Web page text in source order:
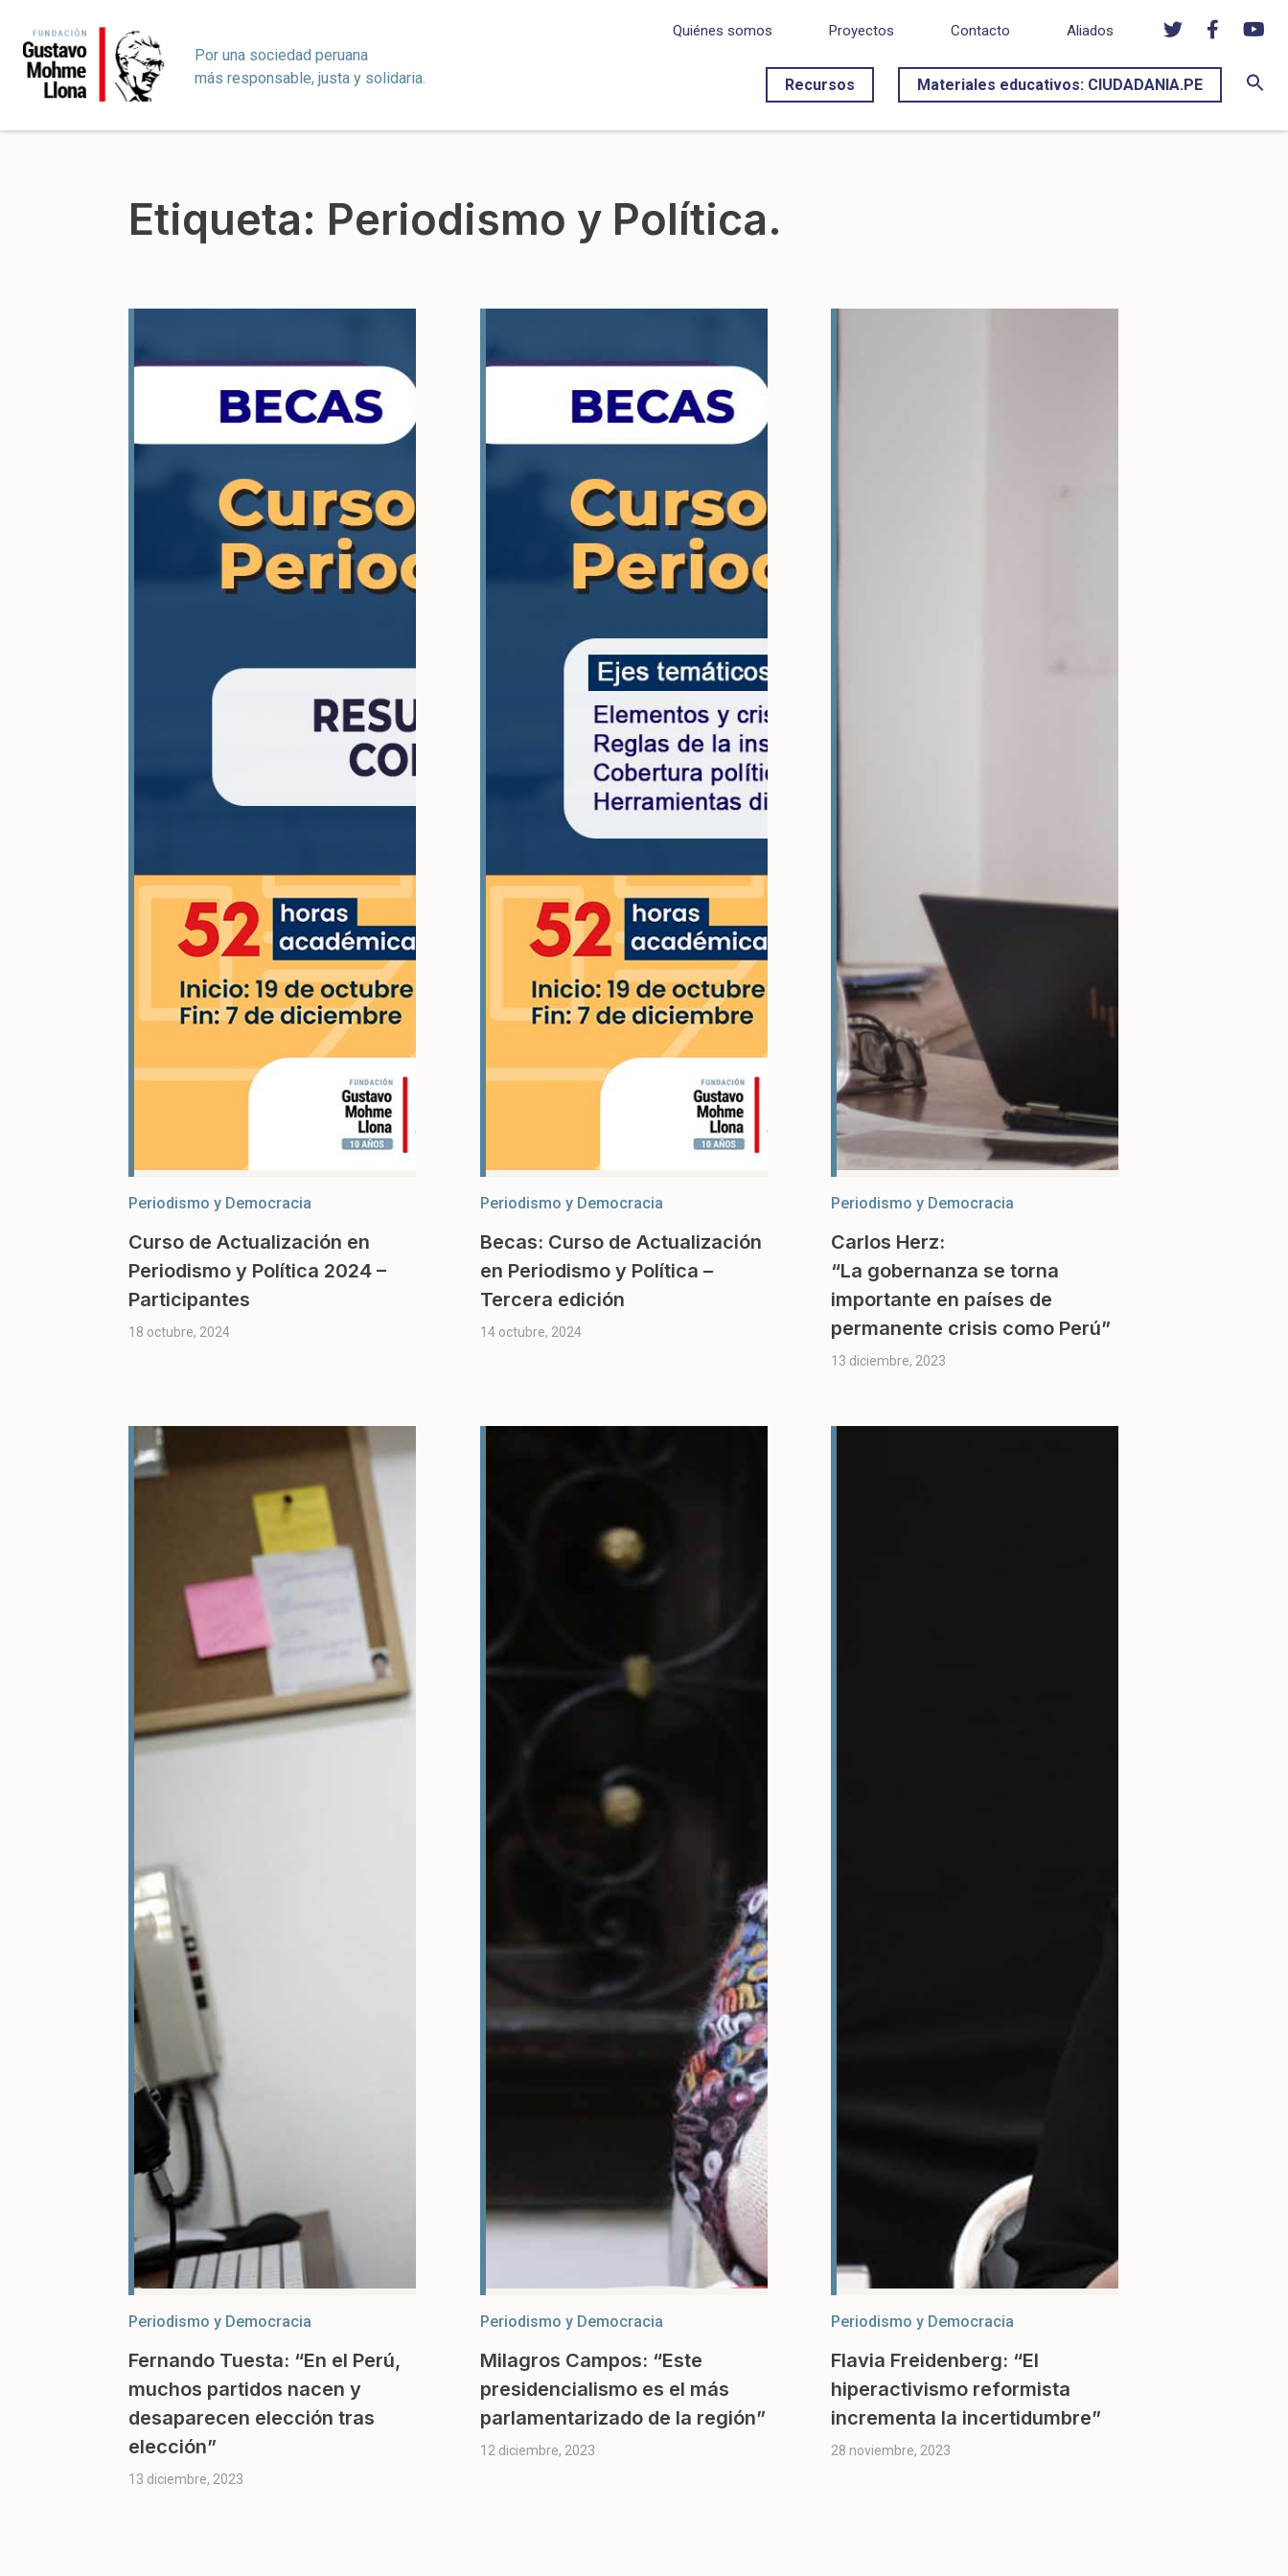
Por una sociedad peruana
más responsable, justa y solidaria.
Quiénes somos Proyectos Contacto Aliados
Recursos Materiales educativos: CIUDADANIA.PE
Etiqueta: Periodismo y Política.
Periodismo y Democracia
Curso de Actualización en
Periodismo y Política 2024 –
Participantes
18 octubre, 2024
Periodismo y Democracia
Becas: Curso de Actualización
en Periodismo y Política –
Tercera edición
14 octubre, 2024
Periodismo y Democracia
Carlos Herz:
“La gobernanza se torna
importante en países de
permanente crisis como Perú”
13 diciembre, 2023
Periodismo y Democracia
Fernando Tuesta: “En el Perú,
muchos partidos nacen y
desaparecen elección tras
elección”
13 diciembre, 2023
Periodismo y Democracia
Milagros Campos: “Este
presidencialismo es el más
parlamentarizado de la región”
12 diciembre, 2023
Periodismo y Democracia
Flavia Freidenberg: “El
hiperactivismo reformista
incrementa la incertidumbre”
28 noviembre, 2023